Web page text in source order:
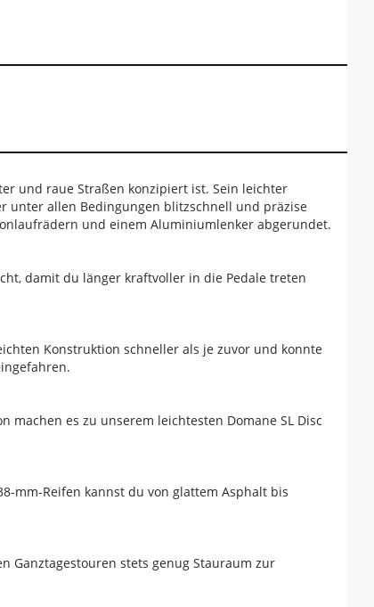
und raue Straßen konzipiert ist. Sein leichter
unter allen Bedingungen blitzschnell und präzise
und einem Aluminiumlenker abgerundet.
damit du länger kraftvoller in die Pedale treten
Konstruktion schneller als je zuvor und konnte
machen es zu unserem leichtesten Domane SL Disc
mm-Reifen kannst du von glattem Asphalt bis
Ganztagestouren stets genug Stauraum zur